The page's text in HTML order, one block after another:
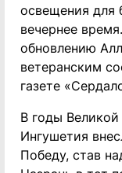
освещения для
вечернее
обновлению
ветеранским
газете
В годы
Ингушетия
Победу, став